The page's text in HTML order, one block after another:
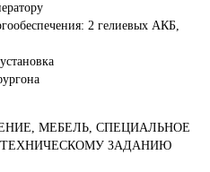
2 гелиевых АКБ,
МЕБЕЛЬ, СПЕЦИАЛЬНОЕ
ЗАДАНИЮ